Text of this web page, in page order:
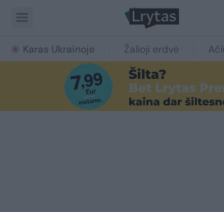
Karas Ukrainoje Žalioji erdvė